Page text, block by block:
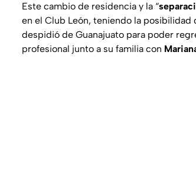
Este cambio de residencia y la “
en el Club León, teniendo la
despidió de Guanajuato para poder
profesional junto a su familia con